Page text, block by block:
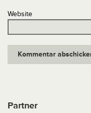
Website
Partner